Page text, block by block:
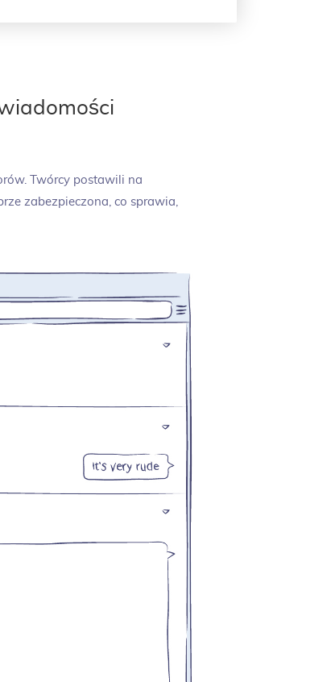
Twórcy postawili na
zabezpieczona, co sprawia,